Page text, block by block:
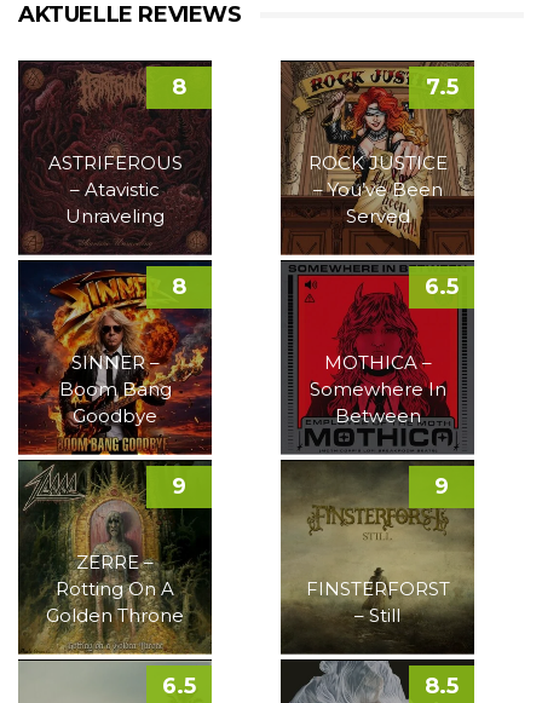
AKTUELLE REVIEWS
ASTRIFEROUS
– Atavistic
Unraveling
8
ROCK JUSTICE
– You’ve Been
Served
7.5
SINNER –
Boom Bang
Goodbye
8
MOTHICA –
Somewhere In
Between
6.5
ZERRE –
Rotting On A
Golden Throne
9
FINSTERFORST
– Still
9
6.5 8.5